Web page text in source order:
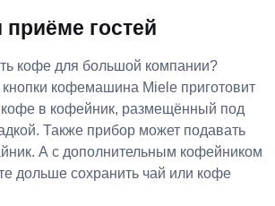
гостей
кофе для большой компании?
кофемашина Miele приготовит
в кофейник, размещённый под
Также прибор может подавать
А с дополнительным кофейником
дольше сохранить чай или кофе